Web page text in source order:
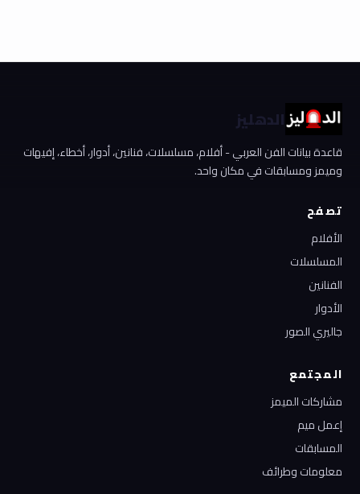
الدهليز
قاعدة بيانات الفن العربي - أفلام، مسلسلات، فنانين، أدوار، أخطاء، إفيهات
وميمز ومسابقات في مكان واحد.
تصفح
الأفلام
المسلسلات
الفنانين
الأدوار
جاليري الصور
المجتمع
مشاركات الميمز
إعمل ميم
المسابقات
معلومات وطرائف